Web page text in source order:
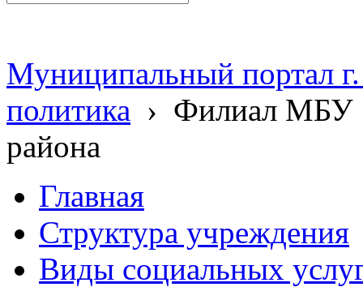
Муниципальный портал
политика › Филиал МБУ
района
Главная
Структура учреждения
Виды социальных